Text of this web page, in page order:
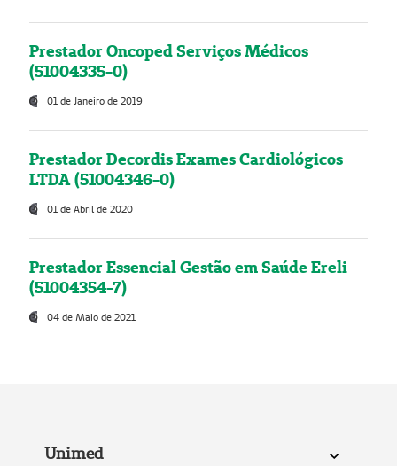
Prestador Oncoped Serviços Médicos
(51004335-0)
01 de Janeiro de 2019
Prestador Decordis Exames Cardiológicos
LTDA (51004346-0)
01 de Abril de 2020
Prestador Essencial Gestão em Saúde Ereli
(51004354-7)
04 de Maio de 2021
Unimed